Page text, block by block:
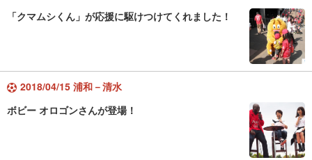
「クマムシくん」が応援に駆けつけてくれました！
2018/04/15 浦和－清水
ボビー オロゴンさんが登場！